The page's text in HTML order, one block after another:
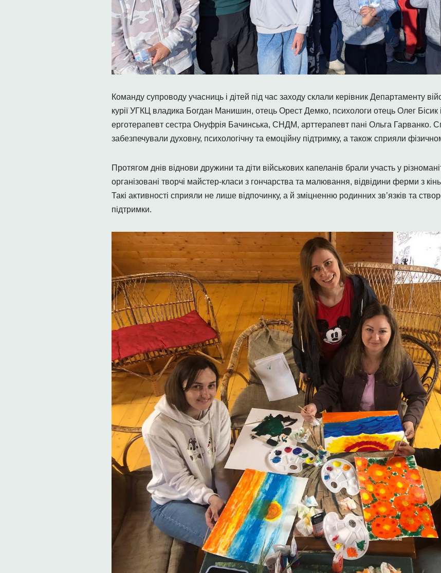
Команду супроводу учасниць і дітей під час заходу склали керівник Департаменту
курії УГКЦ владика Богдан Манишин, отець Орест Демко, психологи отець Олег Бісик і
ерготерапевт сестра Онуфрія Бачинська, СНДМ, арттерапевт пані Ольга Гарванко.
забезпечували духовну, психологічну та емоційну підтримку, а також сприяли
Протягом днів віднови дружини та діти військових капеланів брали участь у
організовані творчі майстер-класи з гончарства та малювання, відвідини ферми з
Такі активності сприяли не лише відпочинку, а й зміцненню родинних зв’язків та
підтримки.